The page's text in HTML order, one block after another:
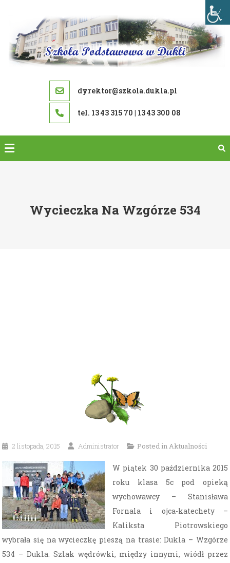
content
dyrektor@szkola.dukla.pl
tel. 13 43 315 70 | 13 43 300 08
Wycieczka Na Wzgórze 534
2 listopada, 2015 Administrator Posted inAktualności
W piątek 30 października 2015
roku klasa 5c pod opieką
wychowawcy – Stanisława
Fornala i ojca-katechety –
Kaliksta Piotrowskiego
wybrała się na wycieczkę pieszą na trasie: Dukla – Wzgórze
534 – Dukla. Szlak wędrówki, między innymi, wiódł przez